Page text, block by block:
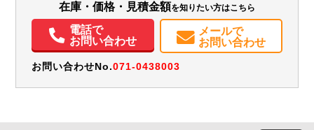
在庫・価格・見積金額を知りたい方はこちら
電話で
お問い合わせ
メールで
お問い合わせ
お問い合わせNo.071-0438003